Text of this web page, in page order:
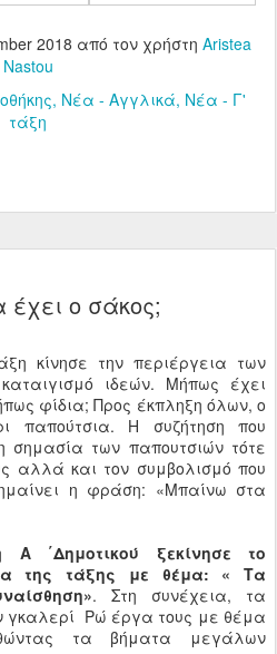
2018 από τον χρήστη Aristea
Nastou
Νέα - Αγγλικά Νέα - Γ'
τάξη
έχει ο σάκος;
κίνησε την περιέργεια των
ιδεών. Μήπως έχει
φίδια; Προς έκπληξη όλων, ο
παπούτσια. Η συζήτηση που
σημασία των παπουτσιών τότε
αλλά και τον συμβολισμό που
η φράση: «Μπαίνω στα
Α ΄Δημοτικού ξεκίνησε το
της τάξης με θέμα: « Τα
. Στη συνέχεια, τα
γκαλερί Ρώ έργα τους με θέμα
τα βήματα μεγάλων